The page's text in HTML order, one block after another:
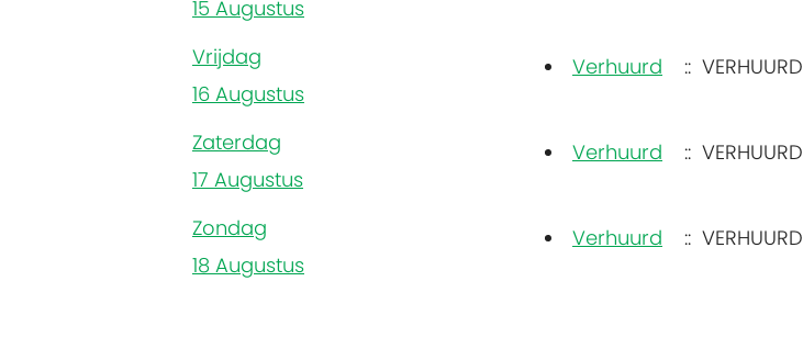
15 Augustus
Vrijdag
16 Augustus
Verhuurd :: VERHUURD
Zaterdag
17 Augustus
Verhuurd :: VERHUURD
Zondag
18 Augustus
Verhuurd :: VERHUURD